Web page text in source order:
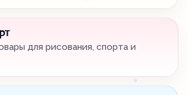
для рисования, спорта и